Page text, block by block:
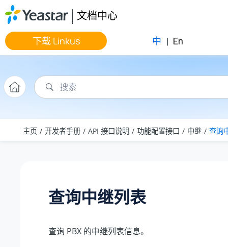
跳转到主要内容
文档中心
下载 Linkus 中 | En
主页 开发者手册 API 接口说明 功能配置接口 中继 查询
查询中继列表
查询 PBX 的中继列表信息。